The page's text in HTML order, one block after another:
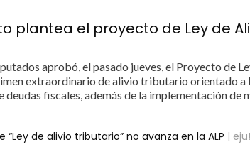
plantea el proyecto de Ley de
aprobó, el pasado jueves, el Proyecto de
extraordinario de alivio tributario orientado a
deudas fiscales, además de la implementación de
“Ley de alivio tributario” no avanza en la ALP | eju!